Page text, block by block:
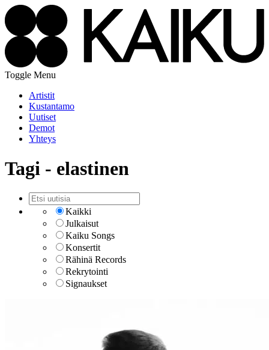
Toggle Menu
Artistit
Kustantamo
Uutiset
Demot
Yhteys
Tagi - elastinen
Kaikki
Julkaisut
Kaiku Songs
Konsertit
Rähinä Records
Rekrytointi
Signaukset